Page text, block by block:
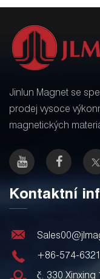
Jinlun Magnet se
prodej vysoce
magnetických
Kontaktní
+86-574-
č. 330 Xinxing